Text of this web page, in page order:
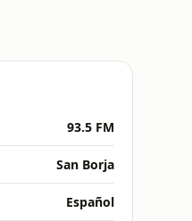
93.5 FM
San Borja
Español